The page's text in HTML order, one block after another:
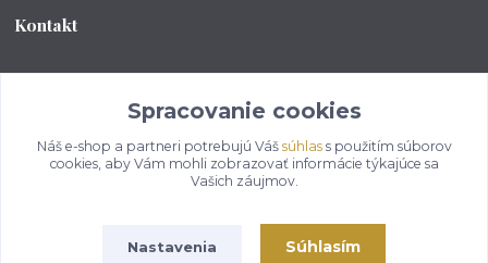
Kontakt
od 8:00 - do 16:00 hod
info@kotlikovesupravy.sk
Spracovanie cookies
Náš e-shop a partneri potrebujú Váš súhlass použitím súborov
cookies, aby Vám mohli zobrazovať informácie týkajúce sa
Vašich záujmov.
Nastavenia Súhlasím